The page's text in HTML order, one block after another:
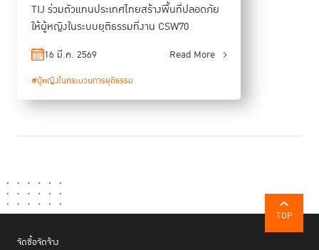
ปฏิบัติต่อผู้กระทำผิด TIJ ซึ่งร่วมเป็นหนึ่งในผู้ร่วมเสวนา ได้สะท้อนว่า ประเด็นผู้
อาญาและการปฏิรูปเรือนจำเป็นหลัก โดยยังไม่ได้รับการบูรณาการเข้าสู่วาระ
ความเท่าเทียมทางเพศอย่างเพียงพอ การแยกส่วนดังกล่าวส่งผลให้ความ
เฉพาะคณะกรรมาธิการว่าด้วยสถานภาพสตรี และคณะกรรมาธิการป้องกัน
อาชญากรรมและความยุติธรรมทางอาญา
TIJ ร่วมตัวแทนประเทศไทยสร้างพื้นที่ปลอดภัย
ให้ผู้หญิงในระบบยุติธรรมที่งาน CSW70
16 มี.ค. 2569 Read More
#ผู้หญิงในกระบวนการยุติธรรม
TOP
จัดซื้อจัดจ้าง